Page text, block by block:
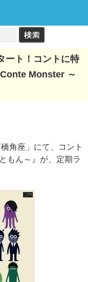
ート！コントに特
Monster ～
角座」にて、コント
もん～』が、定期ラ